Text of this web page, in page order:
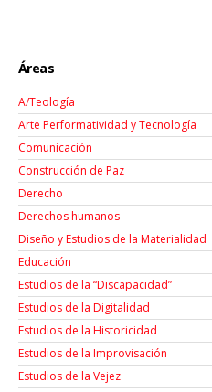
Áreas
A/Teología
Arte Performatividad y Tecnología
Comunicación
Construcción de Paz
Derecho
Derechos humanos
Diseño y Estudios de la Materialidad
Educación
Estudios de la “Discapacidad”
Estudios de la Digitalidad
Estudios de la Historicidad
Estudios de la Improvisación
Estudios de la Vejez